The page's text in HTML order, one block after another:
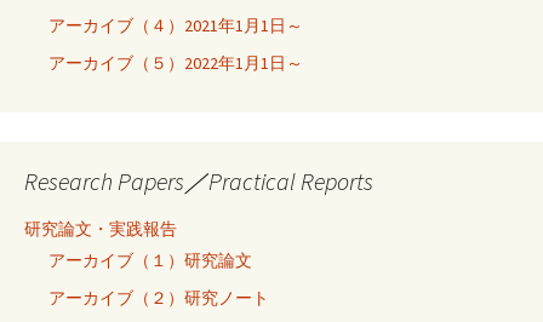
アーカイブ（４）2021年1月1日～
アーカイブ（５）2022年1月1日～
Research Papers／Practical Reports
研究論文・実践報告
アーカイブ（１）研究論文
アーカイブ（２）研究ノート